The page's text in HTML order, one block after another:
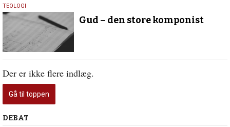
29.
januar
2016
TEOLOGI
Gud – den store komponist
Der er ikke flere indlæg.
Gå til toppen
Debat
DEBAT